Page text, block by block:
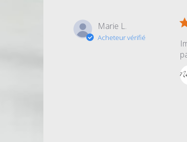
Marie L.
Acheteur vérifié
du